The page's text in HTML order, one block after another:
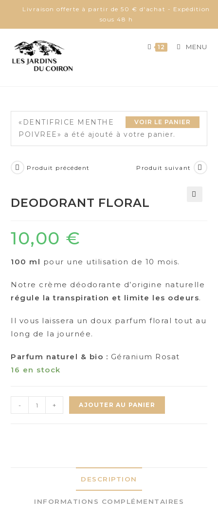
content
Livraison offerte à partir de 50 € d'achat - Expédition
sous 48 h
12 MENU
VOIR LE PANIER
«DENTIFRICE MENTHE
POIVREE» a été ajouté à votre panier.
Produit précédent Produit suivant
DEODORANT FLORAL
10,00 €
100 ml pour une utilisation de 10 mois.
Notre crème déodorante d’origine naturelle
régule la transpiration et limite les odeurs.
Il vous laissera un doux parfum floral tout au
long de la journée.
Parfum naturel & bio : Géranium Rosat
16 en stock
quantité
de
- + AJOUTER AU PANIER
DESCRIPTION
INFORMATIONS COMPLÉMENTAIRES